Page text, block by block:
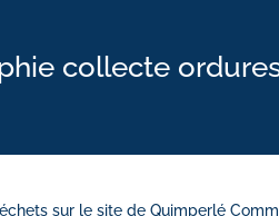
collecte
sur le site de Quimperlé